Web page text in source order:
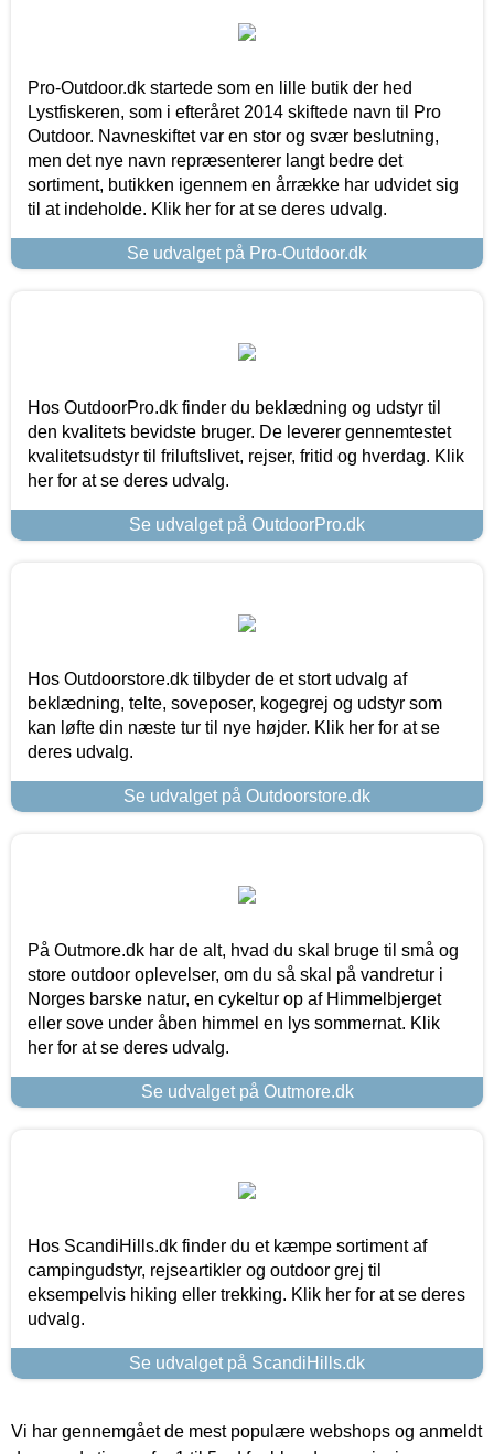
Pro-Outdoor.dk startede som en lille butik der hed
Lystfiskeren, som i efteråret 2014 skiftede navn til Pro
Outdoor. Navneskiftet var en stor og svær beslutning,
men det nye navn repræsenterer langt bedre det
sortiment, butikken igennem en årrække har udvidet sig
til at indeholde. Klik her for at se deres udvalg.
Se udvalget på Pro-Outdoor.dk
Hos OutdoorPro.dk finder du beklædning og udstyr til
den kvalitets bevidste bruger. De leverer gennemtestet
kvalitetsudstyr til friluftslivet, rejser, fritid og hverdag. Klik
her for at se deres udvalg.
Se udvalget på OutdoorPro.dk
Hos Outdoorstore.dk tilbyder de et stort udvalg af
beklædning, telte, soveposer, kogegrej og udstyr som
kan løfte din næste tur til nye højder. Klik her for at se
deres udvalg.
Se udvalget på Outdoorstore.dk
På Outmore.dk har de alt, hvad du skal bruge til små og
store outdoor oplevelser, om du så skal på vandretur i
Norges barske natur, en cykeltur op af Himmelbjerget
eller sove under åben himmel en lys sommernat. Klik
her for at se deres udvalg.
Se udvalget på Outmore.dk
Hos ScandiHills.dk finder du et kæmpe sortiment af
campingudstyr, rejseartikler og outdoor grej til
eksempelvis hiking eller trekking. Klik her for at se deres
udvalg.
Se udvalget på ScandiHills.dk
Vi har gennemgået de mest populære webshops og anmeldt